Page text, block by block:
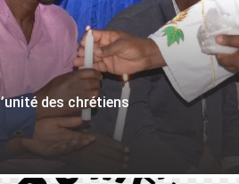
des chrétiens